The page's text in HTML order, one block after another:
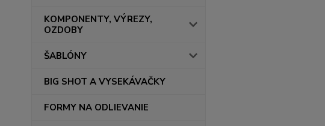
KOMPONENTY, VÝREZY,
OZDOBY
ŠABLÓNY
BIG SHOT A VYSEKÁVAČKY
FORMY NA ODLIEVANIE